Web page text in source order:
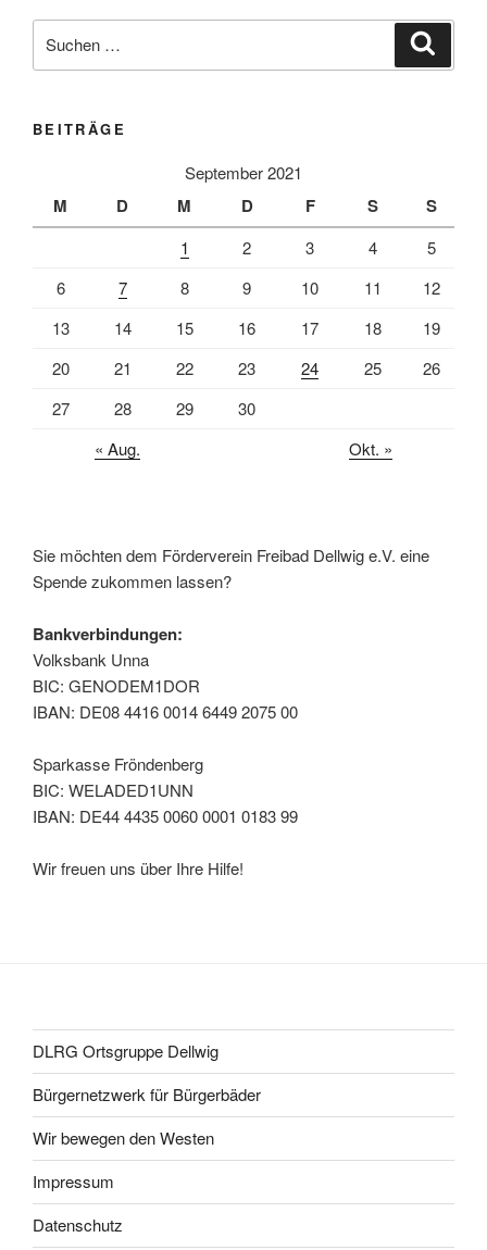
nach:
BEITRÄGE
September 2021
M D M D F S S
1 2 3 4
5
6
7 8 9 10 11
12
13
14 15 16 17 18
19
20
21 22 23 24 25
26
27
28 29
30
« Aug.
Okt. »
Sie möchten dem Förderverein Freibad Dellwig e.V. eine
Spende zukommen lassen?
Bankverbindungen:
Volksbank Unna
BIC: GENODEM1DOR
IBAN: DE08 4416 0014 6449 2075 00
Sparkasse Fröndenberg
BIC: WELADED1UNN
IBAN: DE44 4435 0060 0001 0183 99
Wir freuen uns über Ihre Hilfe!
DLRG Ortsgruppe Dellwig
Bürgernetzwerk für Bürgerbäder
Wir bewegen den Westen
Impressum
Datenschutz